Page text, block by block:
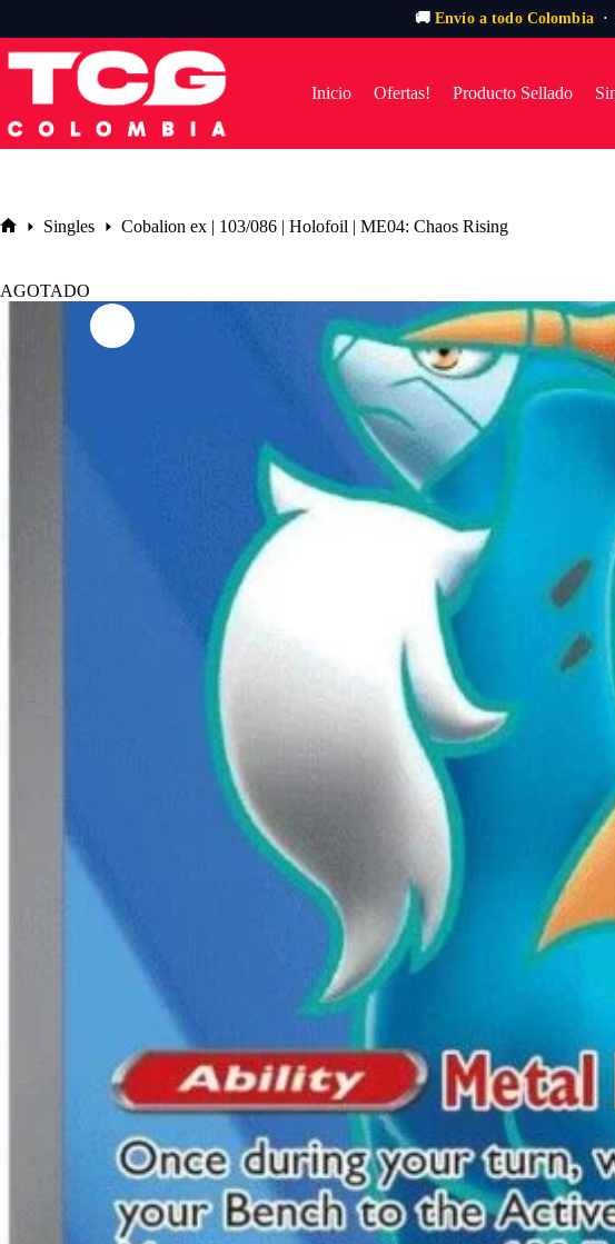
🚚 Envío a todo Colombia·
al
Inicio Ofertas! Producto Sellado
Singles Cobalion ex | 103/086 | Holofoil | ME04: Chaos Rising
AGOTADO